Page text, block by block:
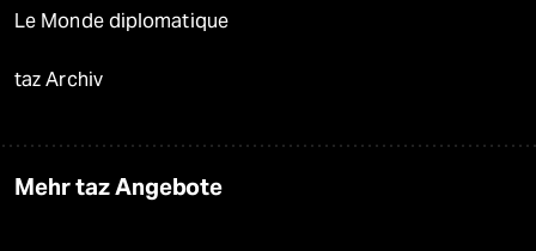
Le Monde diplomatique
taz Archiv
Mehr taz Angebote